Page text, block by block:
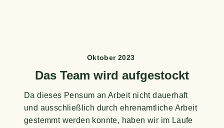
Okto­ber 2023
Das Team wird aufgestockt
Da die­ses Pen­sum an Arbeit nicht dau­er­haft
und aus­schließ­lich durch ehren­amt­li­che Arbeit
gestemmt wer­den konn­te, haben wir im Lau­fe